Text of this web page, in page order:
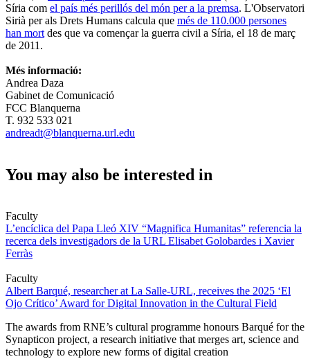
Síria com el país més perillós del món per a la premsa. L'Observatori
Sirià per als Drets Humans calcula que més de 110.000 persones
han mort des que va començar la guerra civil a Síria, el 18 de març
de 2011.
Més informació:
Andrea Daza
Gabinet de Comunicació
FCC Blanquerna
T. 932 533 021
andreadt@blanquerna.url.edu
You may also be interested in
Faculty
L’encíclica del Papa Lleó XIV “Magnifica Humanitas” referencia la
recerca dels investigadors de la URL Elisabet Golobardes i Xavier
Ferràs
Faculty
Albert Barqué, researcher at La Salle-URL, receives the 2025 ‘El
Ojo Crítico’ Award for Digital Innovation in the Cultural Field
The awards from RNE’s cultural programme honours Barqué for the
Synapticon project, a research initiative that merges art, science and
technology to explore new forms of digital creation